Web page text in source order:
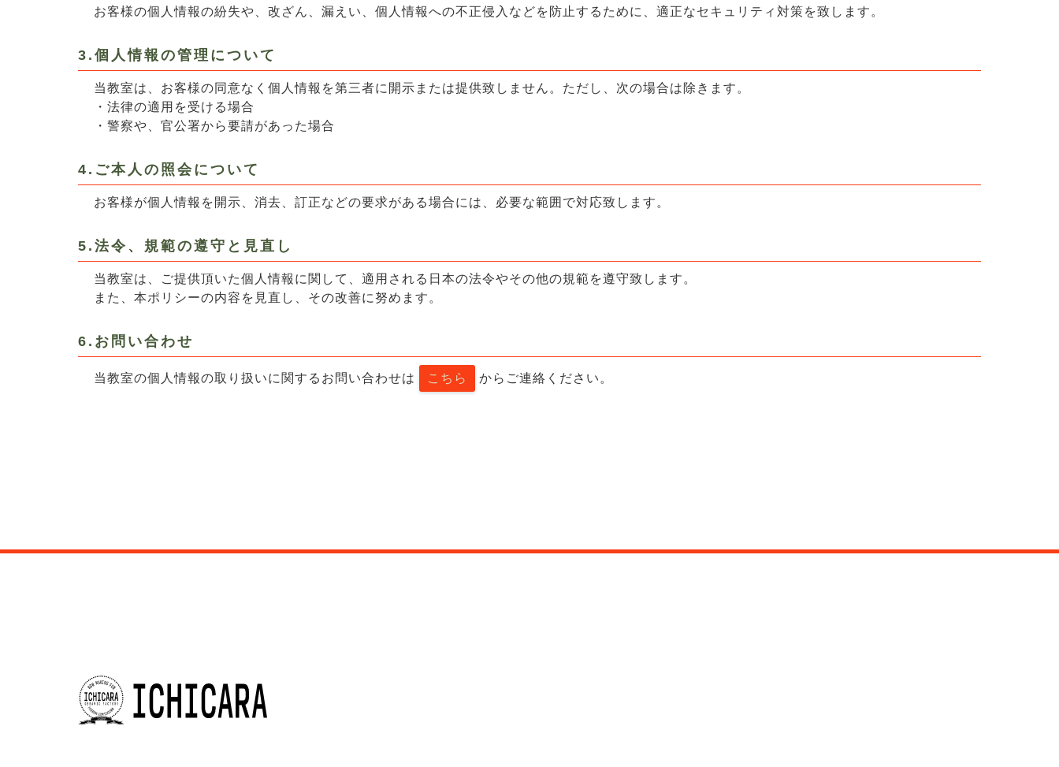
お客様の個人情報の紛失や、改ざん、漏えい、個人情報への不正侵入などを防止するために、適正なセキュリティ対策を致します。
3.個人情報の管理について
当教室は、お客様の同意なく個人情報を第三者に開示または提供致しません。ただし、次の場合は除きます。
・法律の適用を受ける場合
・警察や、官公署から要請があった場合
4.ご本人の照会について
お客様が個人情報を開示、消去、訂正などの要求がある場合には、必要な範囲で対応致します。
5.法令、規範の遵守と見直し
当教室は、ご提供頂いた個人情報に関して、適用される日本の法令やその他の規範を遵守致します。
また、本ポリシーの内容を見直し、その改善に努めます。
6.お問い合わせ
当教室の個人情報の取り扱いに関する お問い合わせは こちら から ご連絡ください。